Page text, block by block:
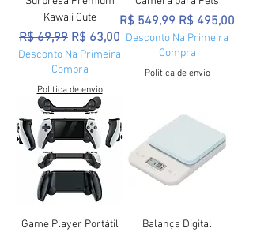
Kawaii Cute
Preço normal
R$ 69,99 Preço promocional
R$ 63,00
Desconto Na Primeira
Compra
Politica de envio
Preço normal
R$ 549,99 Preço
R$ 495,00
Desconto Na Primeira
Compra
Politica de envio
Game Player Portátil
Balança Digital